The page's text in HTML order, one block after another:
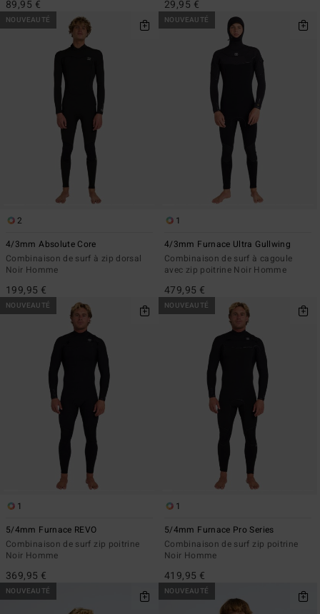
89,95 € 29,95 €
NOUVEAUTÉ
2
4/3mm Absolute Core
Combinaison de surf à zip dorsal
Noir Homme
199,95 €
NOUVEAUTÉ
1
4/3mm Furnace Ultra Gullwing
Combinaison de surf à cagoule
avec zip poitrine Noir Homme
479,95 €
NOUVEAUTÉ
1
5/4mm Furnace REVO
Combinaison de surf zip poitrine
Noir Homme
369,95 €
NOUVEAUTÉ
1
5/4mm Furnace Pro Series
Combinaison de surf zip poitrine
Noir Homme
419,95 €
NOUVEAUTÉ NOUVEAUTÉ